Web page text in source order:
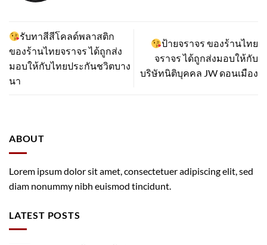
รับทาสีสีโคลด์พลาสติก
ของร้านไทยจราจร ได้ถูกส่ง
มอบให้กับไทยประกันชวิตบาง
นา
ป้ายจราจร ของร้านไทย
จราจร ได้ถูกส่งมอบให้กับ
บริษัทนิติบุคคล JW ดอนเมือง
ABOUT
Lorem ipsum dolor sit amet, consectetuer adipiscing elit, sed
diam nonummy nibh euismod tincidunt.
LATEST POSTS